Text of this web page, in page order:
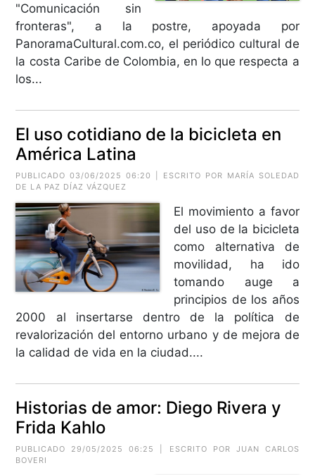
"Comunicación sin
fronteras", a la postre, apoyada por
PanoramaCultural.com.co, el periódico cultural de
la costa Caribe de Colombia, en lo que respecta a
los...
El uso cotidiano de la bicicleta en
América Latina
PUBLICADO 03/06/2025 06:20 | ESCRITO POR MARÍA SOLEDAD
DE LA PAZ DÍAZ VÁZQUEZ
El movimiento a favor
del uso de la bicicleta
como alternativa de
movilidad, ha ido
tomando auge a
principios de los años
2000 al insertarse dentro de la política de
revalorización del entorno urbano y de mejora de
la calidad de vida en la ciudad....
Historias de amor: Diego Rivera y
Frida Kahlo
PUBLICADO 29/05/2025 06:25 | ESCRITO POR JUAN CARLOS
BOVERI